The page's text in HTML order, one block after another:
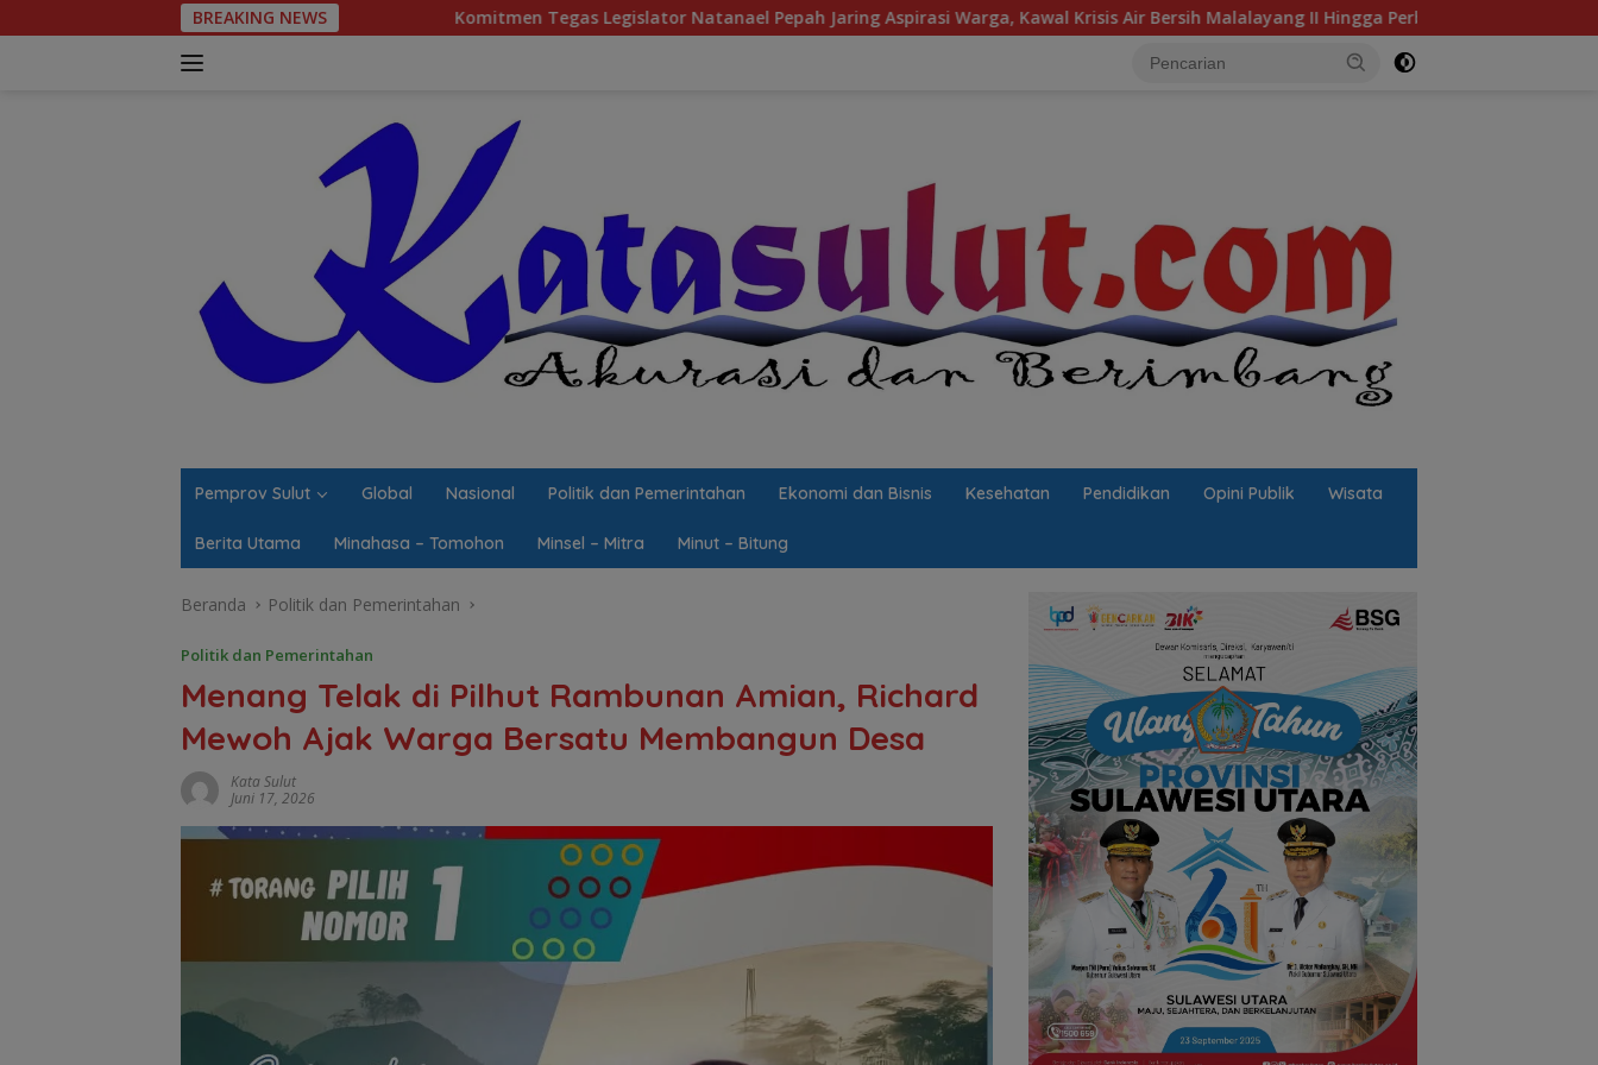
ke
BREAKING NEWS
Komitmen Tegas Legislator Natanael Pepah Jaring Aspirasi Warga, Kawal Krisis Air Bersih Malalayang II Hingga Perbaikan Infrastruktur
Pemprov Sulut Global Nasional Politik dan Pemerintahan Ekonomi dan Bisnis Kesehatan Pendidikan Opini Publik Wisata
Berita Utama Minahasa – Tomohon Minsel – Mitra Minut – Bitung
Beranda Politik dan Pemerintahan
Politik dan Pemerintahan
Menang Telak di Pilhut Rambunan Amian, Richard
Mewoh Ajak Warga Bersatu Membangun Desa
Kata Sulut
Juni 17, 2026